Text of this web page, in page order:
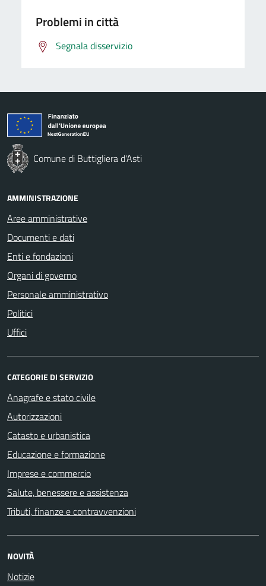
Problemi in città
Segnala disservizio
Comune di Buttigliera d'Asti
AMMINISTRAZIONE
Aree amministrative
Documenti e dati
Enti e fondazioni
Organi di governo
Personale amministrativo
Politici
Uffici
CATEGORIE DI SERVIZIO
Anagrafe e stato civile
Autorizzazioni
Catasto e urbanistica
Educazione e formazione
Imprese e commercio
Salute, benessere e assistenza
Tributi, finanze e contravvenzioni
NOVITÀ
Notizie